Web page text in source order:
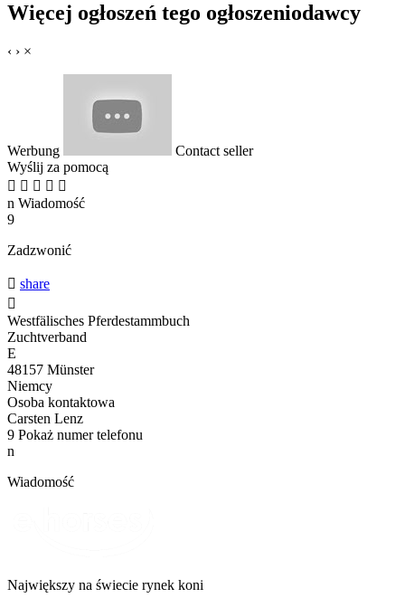
Więcej ogłoszeń tego ogłoszeniodawcy
‹ › ×
Werbung
Contact seller
Wyślij za pomocą
    
n Wiadomość
9
Zadzwonić
 share

Westfälisches Pferdestammbuch
Zuchtverband
E
48157 Münster
Niemcy
Osoba kontaktowa
Carsten Lenz
9 Pokaż numer telefonu
n
Wiadomość
Największy na świecie rynek koni